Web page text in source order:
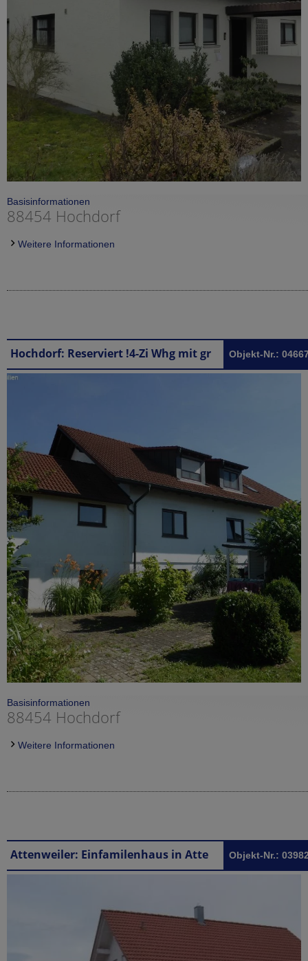
Basisinformationen
88454 Hochdorf
Weitere Informationen
Objekt-Nr.:
Basisinformationen
88454 Hochdorf
Weitere Informationen
Objekt-Nr.: